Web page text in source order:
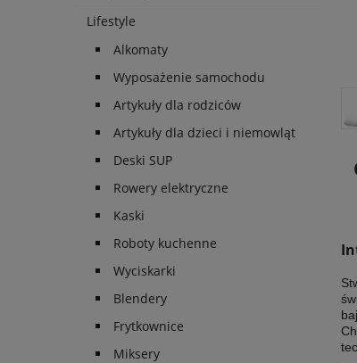
Lifestyle
Alkomaty
Wyposażenie samochodu
Artykuły dla rodziców
Artykuły dla dzieci i niemowląt
Deski SUP
Rowery elektryczne
Kaski
Roboty kuchenne
Wyciskarki
Blendery
Frytkownice
Miksery